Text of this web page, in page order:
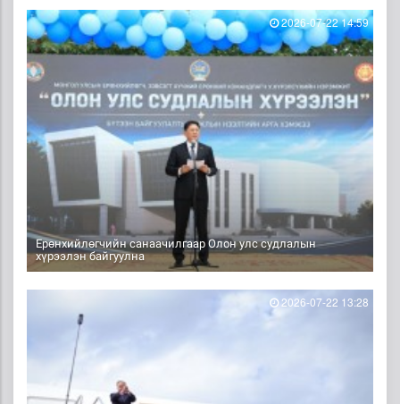
Ерөнхийлөгчийн санаачилгаар Олон улс судлалын
хүрээлэн байгуулна
2026-07-22 14:59
2026-07-22 13:28